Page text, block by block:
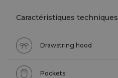
Caractéristiques techniques
Drawstring hood
Pockets